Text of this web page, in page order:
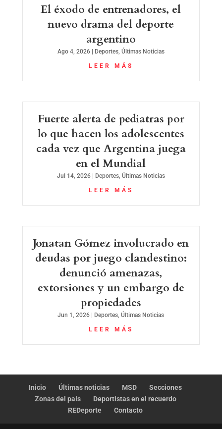
El éxodo de entrenadores, el
nuevo drama del deporte
argentino
Ago 4, 2026| Deportes, Últimas Noticias
LEER MÁS
Fuerte alerta de pediatras por
lo que hacen los adolescentes
cada vez que Argentina juega
en el Mundial
Jul 14, 2026| Deportes, Últimas Noticias
LEER MÁS
Jonatan Gómez involucrado en
deudas por juego clandestino:
denunció amenazas,
extorsiones y un embargo de
propiedades
Jun 1, 2026 Deportes,Últimas Noticias
LEER MÁS
Inicio Últimas noticias MSD
Secciones
Zonas del país
Deportistas en el recuerdo
REDeporte
Contacto